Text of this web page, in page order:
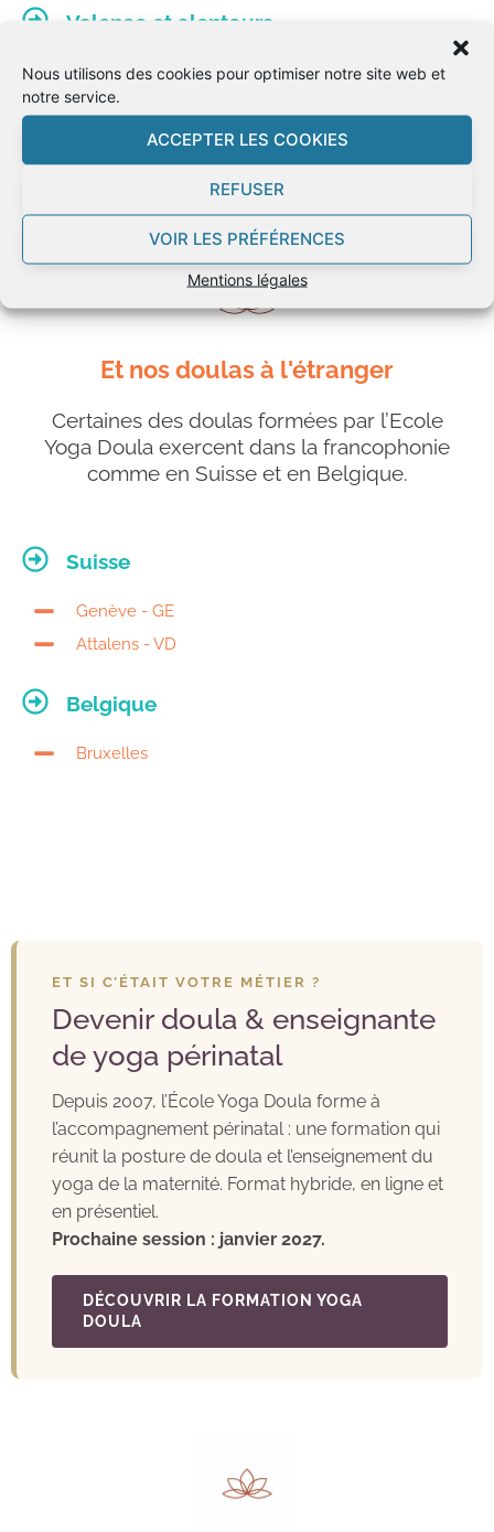
Nous utilisons des cookies pour optimiser notre site web et
notre service.
ACCEPTER LES COOKIES
REFUSER
VOIR LES PRÉFÉRENCES
Mentions légales
Valence et alentours
Crest
Et nos doulas à l'étranger
Certaines des doulas formées par l’Ecole
Yoga Doula exercent dans la francophonie
comme en Suisse et en Belgique.
Suisse
Genève - GE
Attalens - VD
Belgique
Bruxelles
ET SI C’ÉTAIT VOTRE MÉTIER ?
Devenir doula & enseignante
de yoga périnatal
Depuis 2007, l’École Yoga Doula forme à
l’accompagnement périnatal : une formation qui
réunit la posture de doula et l’enseignement du
yoga de la maternité. Format hybride, en ligne et
en présentiel.
Prochaine session : janvier 2027.
DÉCOUVRIR LA FORMATION YOGA
DOULA